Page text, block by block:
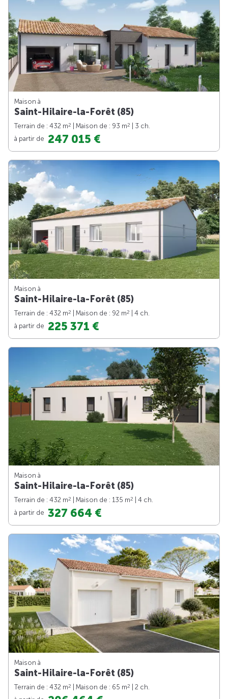
Maison à
Saint-Hilaire-la-Forêt (85)
Terrain de : 432 m2 | Maison de : 93 m2
| 3 ch.
à partir de 247 015 €
Maison à
Saint-Hilaire-la-Forêt (85)
Terrain de : 432 m2 | Maison de : 92 m2
| 4 ch.
à partir de 225 371 €
Maison à
Saint-Hilaire-la-Forêt (85)
Terrain de : 432 m2 | Maison de : 135 m2
| 4 ch.
à partir de 327 664 €
Maison à
Saint-Hilaire-la-Forêt (85)
Terrain de : 432 m2 | Maison de : 65 m2
| 2 ch.